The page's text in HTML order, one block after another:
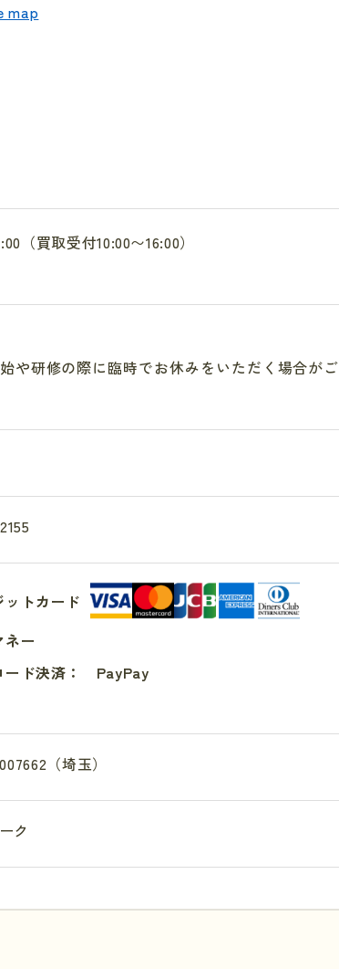
map
（買取受付10:00〜16:00）
や研修の際に臨時でお休みをいただく場合がご
ットカード
ネー
ード決済： PayPay
（埼玉）
ク